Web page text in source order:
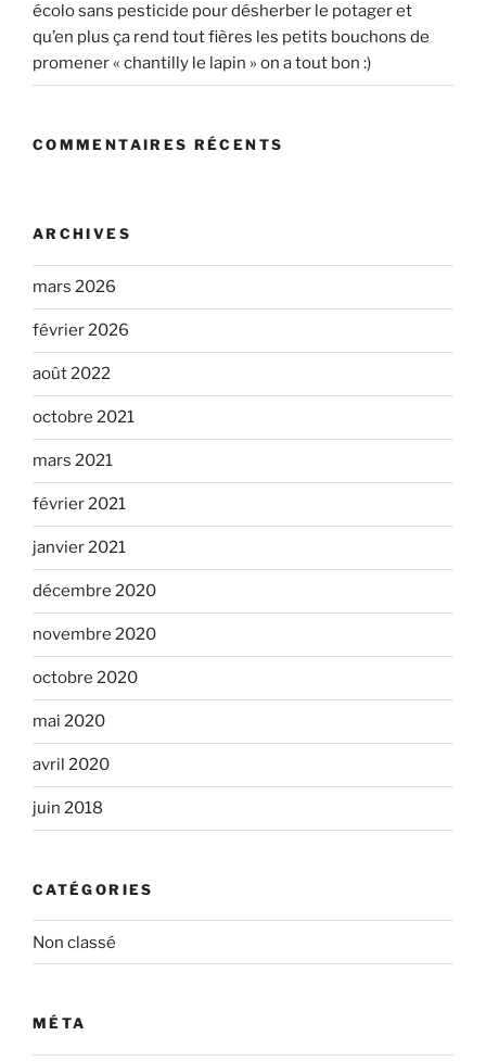
écolo sans pesticide pour désherber le potager et
qu’en plus ça rend tout fières les petits bouchons de
promener « chantilly le lapin » on a tout bon :)
COMMENTAIRES RÉCENTS
ARCHIVES
mars 2026
février 2026
août 2022
octobre 2021
mars 2021
février 2021
janvier 2021
décembre 2020
novembre 2020
octobre 2020
mai 2020
avril 2020
juin 2018
CATÉGORIES
Non classé
MÉTA